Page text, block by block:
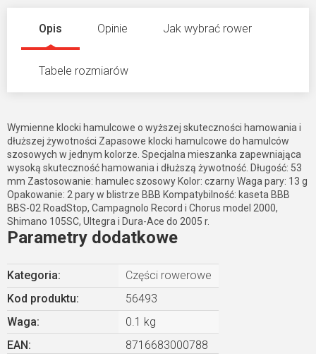
Opis Opinie Jak wybrać rower
Tabele rozmiarów
Wymienne klocki hamulcowe o wyższej skuteczności hamowania i
dłuższej żywotności Zapasowe klocki hamulcowe do hamulców
szosowych w jednym kolorze. Specjalna mieszanka zapewniająca
wysoką skuteczność hamowania i dłuższą żywotność. Długość: 53
mm Zastosowanie: hamulec szosowy Kolor: czarny Waga pary: 13 g
Opakowanie: 2 pary w blistrze BBB Kompatybilność: kaseta BBB
BBS-02 RoadStop, Campagnolo Record i Chorus model 2000,
Shimano 105SC, Ultegra i Dura-Ace do 2005 r.
Parametry dodatkowe
Kategoria:
Części rowerowe
Kod produktu:
56493
Waga:
0.1 kg
EAN: 8716683000788